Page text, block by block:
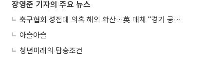
장영준 기자의 주요 뉴스
축구협회 성접대 의혹 해외 확산…英 매체 “경기 공정성 의문”
아슬아슬
청년미래의 탑승조건